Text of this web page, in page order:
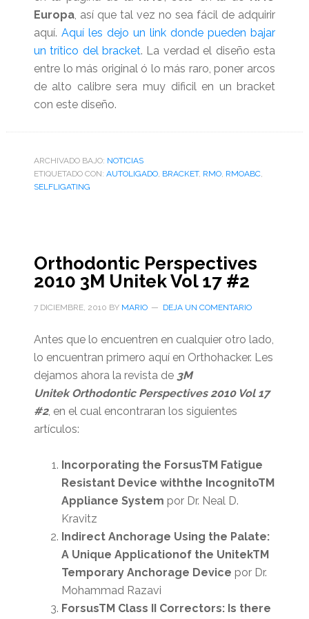
Europa, así que tal vez no sea fácil de adquirir
aquí. Aquí les dejo un link donde pueden bajar
un trítico del bracket. La verdad el diseño esta
entre lo más original ó lo más raro, poner arcos
de alto calibre sera muy dificil en un bracket
con este diseño.
ARCHIVADO BAJO: NOTICIAS
ETIQUETADO CON: AUTOLIGADO, BRACKET, RMO, RMOABC,
SELFLIGATING
Orthodontic Perspectives
2010 3M Unitek Vol 17 #2
7 DICIEMBRE, 2010 BY MARIO DEJA UN COMENTARIO
Antes que lo encuentren en cualquier otro lado,
lo encuentran primero aquí en Orthohacker. Les
dejamos ahora la revista de 3M
Unitek Orthodontic Perspectives 2010 Vol 17
#2, en el cual encontraran los siguientes
artículos:
Incorporating the ForsusTM Fatigue
Resistant Device withthe IncognitoTM
Appliance System por Dr. Neal D.
Kravitz
Indirect Anchorage Using the Palate:
A Unique Applicationof the UnitekTM
Temporary Anchorage Device por Dr.
Mohammad Razavi
ForsusTM Class II Correctors: Is there